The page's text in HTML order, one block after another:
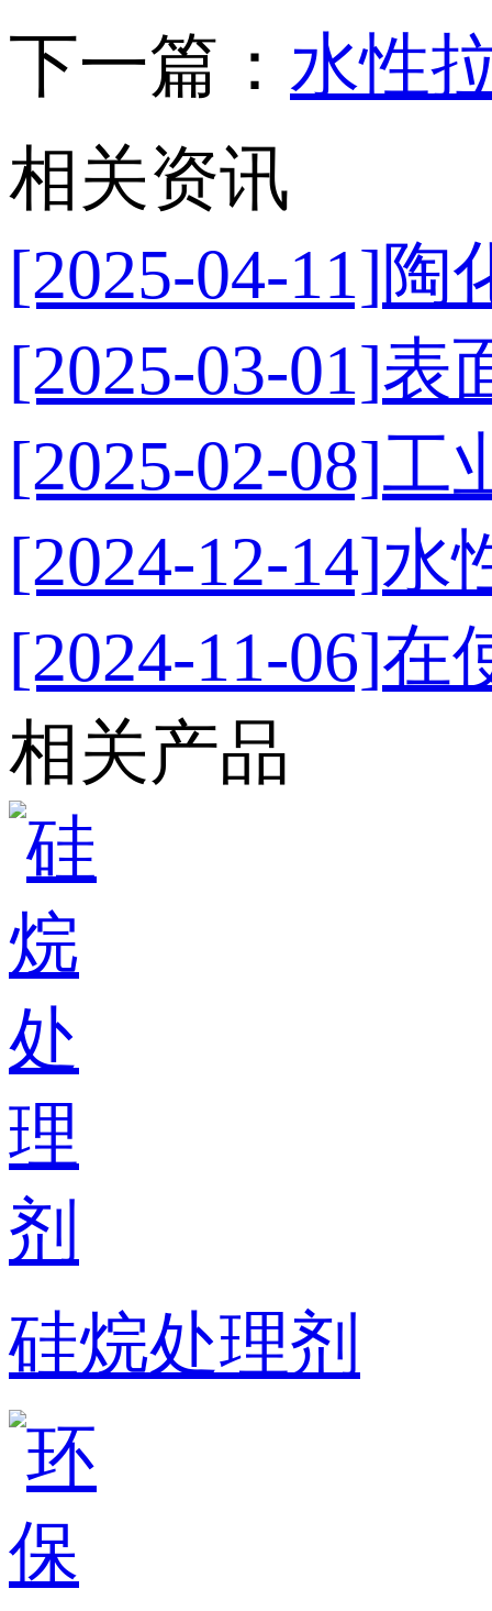
下一篇： 水性
相关资讯
[2025-04-11]陶
[2025-03-01]表
[2025-02-08]工
[2024-12-14]水
[2024-11-06]在
相关产品
硅烷处理剂